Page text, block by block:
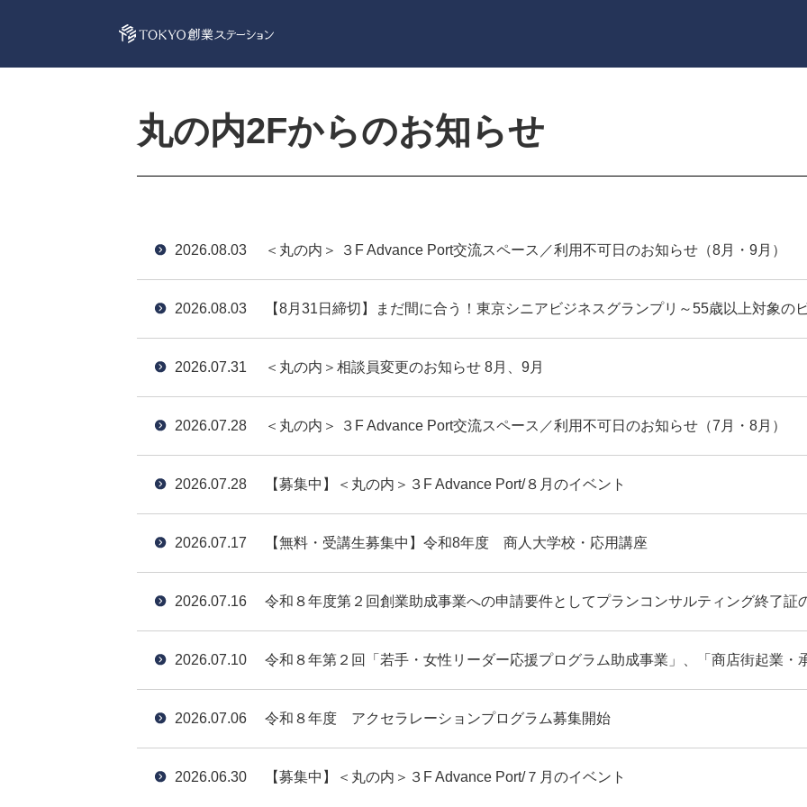
丸の内2Fからのお知らせ
2026.08.03 ＜丸の内＞ ３F Advance Port交流スペース／利用不可日のお知らせ（8月・9月）
2026.08.03 【8月31日締切】まだ間に合う！東京シニアビジネスグランプリ～55歳以上対象の
2026.07.31 ＜丸の内＞相談員変更のお知らせ 8月、9月
2026.07.28 ＜丸の内＞ ３F Advance Port交流スペース／利用不可日のお知らせ（7月・8月）
2026.07.28 【募集中】＜丸の内＞３F Advance Port/８月のイベント
2026.07.17 【無料・受講生募集中】令和8年度 商人大学校・応用講座
2026.07.16 令和８年度第２回創業助成事業への申請要件としてプランコンサルティング終了証
2026.07.10 令和８年第２回「若手・女性リーダー応援プログラム助成事業」、「商店街起業・
2026.07.06 令和８年度 アクセラレーションプログラム募集開始
2026.06.30 【募集中】＜丸の内＞３F Advance Port/７月のイベント